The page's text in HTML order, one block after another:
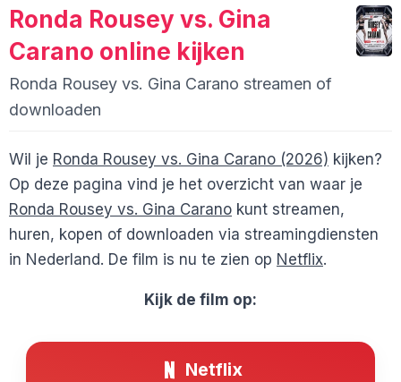
Ronda Rousey vs. Gina
Carano online kijken
Ronda Rousey vs. Gina Carano streamen of
downloaden
Wil je Ronda Rousey vs. Gina Carano (2026) kijken?
Op deze pagina vind je het overzicht van waar je
Ronda Rousey vs. Gina Carano kunt streamen,
huren, kopen of downloaden via streamingdiensten
in Nederland. De film is nu te zien op Netflix.
Kijk de film op:
Netflix